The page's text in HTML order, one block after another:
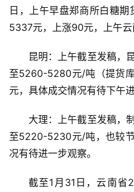
日，上午早盘郑商所白糖
5337元，上涨90元，上午云
昆明：上午截至发稿，
至5260-5280元/吨（提货
元，具体成交情况有待下午进
大理：上午截至发稿，
至5220-5230元/吨，也较
况有待进一步观察。
截至1月31日，云南省